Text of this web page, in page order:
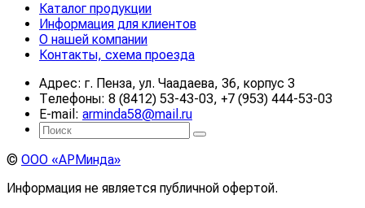
Каталог продукции
Информация для клиентов
О нашей компании
Контакты, схема проезда
Адрес: г. Пенза, ул. Чаадаева, 36, корпус 3
Телефоны: 8 (8412) 53-43-03, +7 (953) 444-53-03
E-mail: arminda58@mail.ru
© ООО «АРМинда»
Информация не является публичной офертой.